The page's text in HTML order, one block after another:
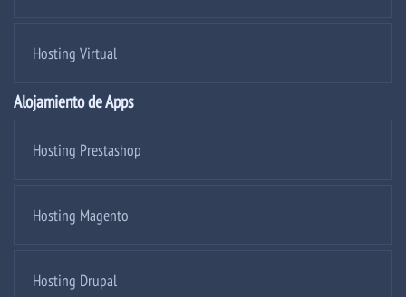
Hosting Virtual
Alojamiento de Apps
Hosting Prestashop
Hosting Magento
Hosting Drupal